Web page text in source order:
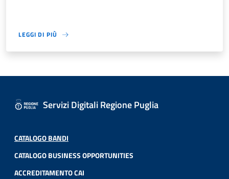
LEGGI DI PIÙ
Servizi Digitali Regione Puglia
CATALOGO BANDI
CATALOGO BUSINESS OPPORTUNITIES
ACCREDITAMENTO CAI